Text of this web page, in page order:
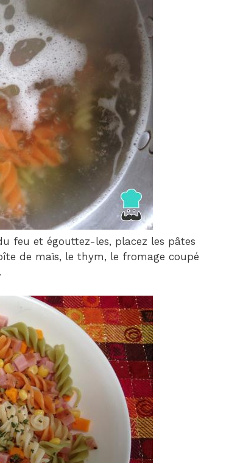
feu et égouttez-les, placez les pâtes
de maïs, le thym, le fromage coupé